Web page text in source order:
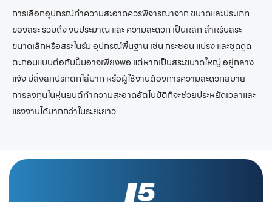
การเลือกอุปกรณ์ทำความสะอาดควรพิจารณาจาก ขนาดและประเภท
ของสระ รวมถึง งบประมาณ และ ความสะดวก เป็นหลัก สำหรับสระ
ขนาดเล็กหรือสระในร่ม อุปกรณ์พื้นฐาน เช่น กระชอน แปรง และชุดดูด
ตะกอนแบบต่อกับปั๊มอาจเพียงพอ แต่หากเป็นสระขนาดใหญ่ อยู่กลาง
แจ้ง มีสิ่งสกปรกตกใส่มาก หรือผู้ใช้งานต้องการความสะดวกสบาย
การลงทุนในหุ่นยนต์ทำความสะอาดอัตโนมัติก็จะช่วยประหยัดเวลาและ
แรงงานได้มากกว่าในระยะยาว